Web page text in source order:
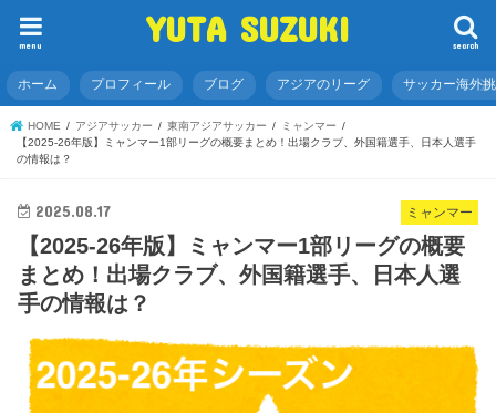
YUTA SUZUKI search
menu
ホーム プロフィール ブログ アジアのリーグ サッカー海外
HOME アジアサッカー 東南アジアサッカー
ミャンマー
【2025-26年版】ミャンマー1部リーグの概要まとめ！出場クラブ、外国籍選手、日本人選手
の情報は？
ミャンマー
2025.08.17
【2025-26年版】ミャンマー1部リーグの概要
まとめ！出場クラブ、外国籍選手、日本人選
手の情報は？